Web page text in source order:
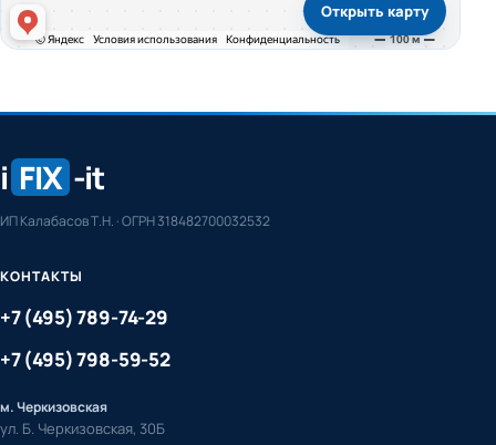
Открыть карту
i FIX -it
ИП Калабасов Т.Н. · ОГРН 318482700032532
КОНТАКТЫ
+7 (495) 789-74-29
+7 (495) 798-59-52
м. Черкизовская
ул. Б. Черкизовская, 30Б